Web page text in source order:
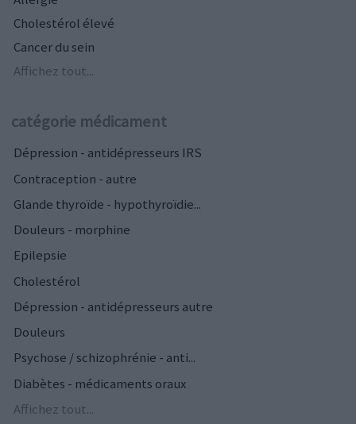
Cholestérol élevé
Cancer du sein
Affichez tout...
catégorie médicament
Dépression - antidépresseurs IRS
Contraception - autre
Glande thyroïde - hypothyroïdie...
Douleurs - morphine
Epilepsie
Cholestérol
Dépression - antidépresseurs autre
Douleurs
Psychose / schizophrénie - anti...
Diabètes - médicaments oraux
Affichez tout...